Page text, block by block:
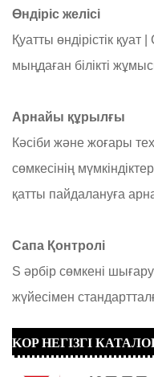
Өндіріс желісі
Қуатты өндірістік қуат |
мыңдаған білікті
Арнайы құрылғы
Кәсіби және жоғары
сөмкесінің
қатты пайдалануға
Сапа Қонтролі
S әрбір сөмкені
жүйесімен
KOP НЕГІЗГІ